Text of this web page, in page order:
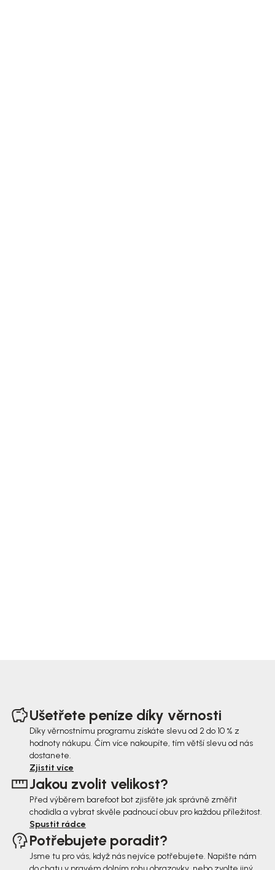
Ušetřete peníze díky věrnosti
Díky věrnostnímu programu získáte slevu od 2 do 10 % z
hodnoty nákupu. Čím více nakoupíte, tím větší slevu od nás
dostanete.
Zjistit více
Jakou zvolit velikost?
Před výběrem barefoot bot zjisťěte jak správně změřit
chodidla a vybrat skvěle padnoucí obuv pro každou příležitost.
Spustit rádce
Potřebujete poradit?
Jsme tu pro vás, když nás nejvíce potřebujete. Napište nám